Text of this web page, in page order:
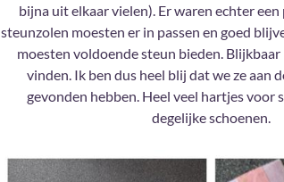
bijna uit elkaar vielen). Er waren echter
steunzolen moesten er in passen en goed
moesten voldoende steun bieden.
vinden. Ik ben dus heel blij dat we ze aan
gevonden hebben. Heel veel hartjes voor
degelijke schoenen.